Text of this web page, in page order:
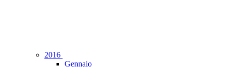
2016
Gennaio